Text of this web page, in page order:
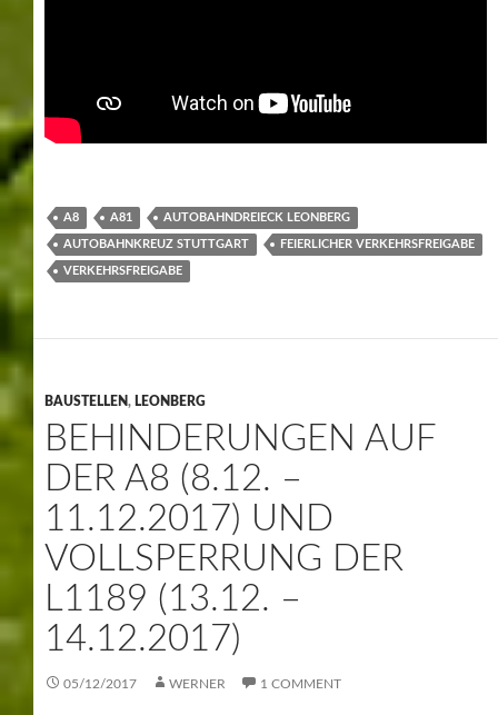
A8 A81 AUTOBAHNDREIECK LEONBERG
AUTOBAHNKREUZ STUTTGART FEIERLICHER VERKEHRSFREIGABE
VERKEHRSFREIGABE
BAUSTELLEN, LEONBERG
BEHINDERUNGEN AUF
DER A8 (8.12. –
11.12.2017) UND
VOLLSPERRUNG DER
L1189 (13.12. –
14.12.2017)
05/12/2017 WERNER 1 COMMENT